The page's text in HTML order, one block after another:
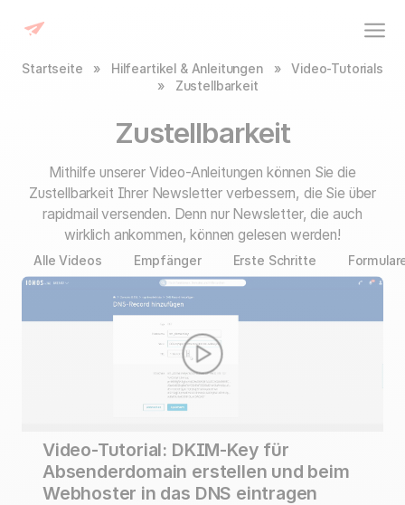
Startseite » Hilfeartikel & Anleitungen »
Video-Tutorials
»
Zustellbarkeit
Zustellbarkeit
Mithilfe unserer Video-Anleitungen können Sie die
Zustellbarkeit Ihrer Newsletter verbessern, die Sie über
rapidmail versenden. Denn nur Newsletter, die auch
wirklich ankommen, können gelesen werden!
Alle Videos Empfänger Erste Schritte
Video-Tutorial: DKIM-Key für
Absenderdomain erstellen und beim
Webhoster in das DNS eintragen